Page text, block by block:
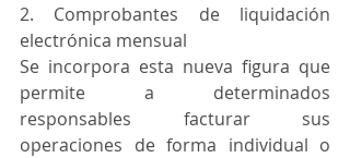
2. Comprobantes de liquidación
electrónica mensual
Se incorpora esta nueva figura que
permite a determinados
responsables facturar sus
operaciones de forma individual o